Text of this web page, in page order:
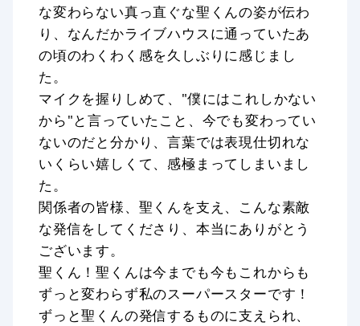
な変わらない真っ直ぐな聖くんの姿が伝わ
り、なんだかライブハウスに通っていたあ
の頃のわくわく感を久しぶりに感じまし
た。
マイクを握りしめて、"僕にはこれしかない
から"と言っていたこと、今でも変わってい
ないのだと分かり、言葉では表現仕切れな
いくらい嬉しくて、感極まってしまいまし
た。
関係者の皆様、聖くんを支え、こんな素敵
な発信をしてくださり、本当にありがとう
ございます。
聖くん！聖くんは今までも今もこれからも
ずっと変わらず私のスーパースターです！
ずっと聖くんの発信するものに支えられ、